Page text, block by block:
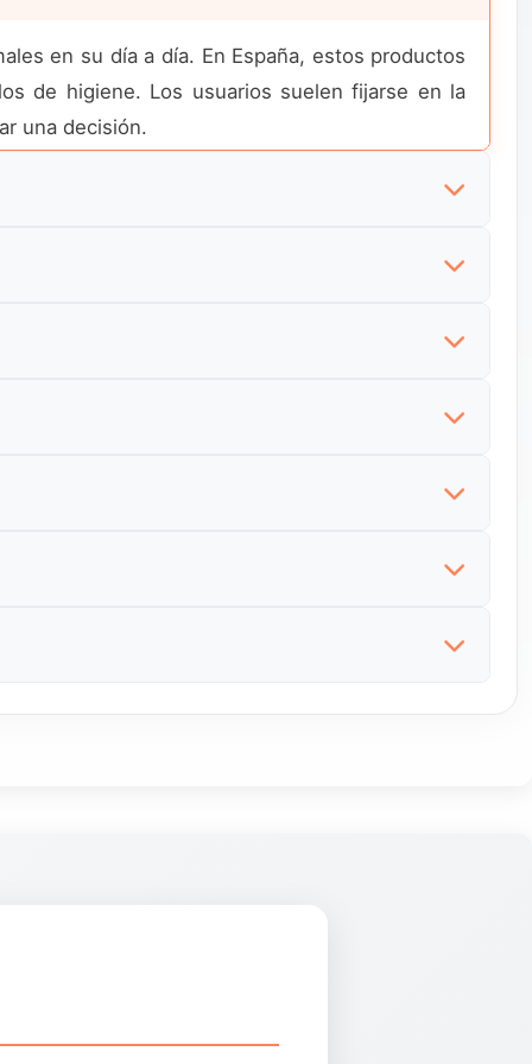
en su día a día. En España, estos productos
de higiene. Los usuarios suelen fijarse en la
una decisión.
competitivos. Aun así, los compradores valoran
disponibilidad, precios y opciones de envío
la continuidad del suministro y las condiciones
compradores también exploran tiendas
La proximidad y la disponibilidad inmediata
casa. La confianza en la tienda y la seguridad